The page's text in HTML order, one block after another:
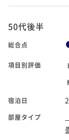
50代後半
総合点
項目別評価
宿泊日
部屋タイプ